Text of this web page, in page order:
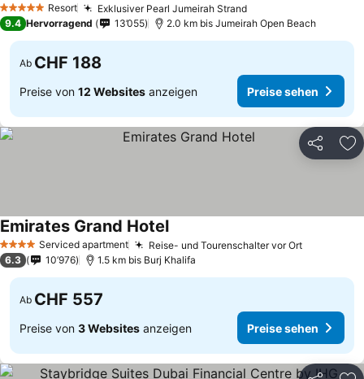
5 Sterne Resort Exklusiver Pearl Jumeirah Strand
9.4 Hervorragend 13’055 2.0 km bis Jumeirah Open Beach
Ab CHF 188
Preise von 12 Websites anzeigen Preise sehen
Teilen
4 Sterne Serviced apartment Reise- und Tourenschalter vor Ort
Emirates Grand Hotel
6.3 10’976 1.5 km bis Burj Khalifa
Ab CHF 557
Preise von 3 Websites anzeigen Preise sehen